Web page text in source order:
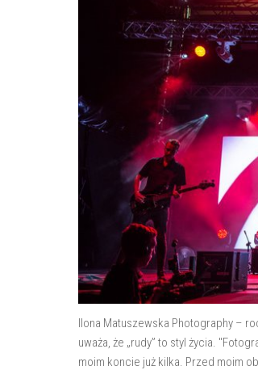
Ilona Matuszewska Photography –
uważa, że „rudy” to styl życia.
moim koncie już kilka. Przed moim